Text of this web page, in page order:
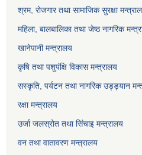
श्रम, रोजगार तथा सामाजिक सुरक्षा
महिला, बालबालिका तथा जेष्ठ नागरिक
खानेपानी मन्त्रालय
कृषि तथा पशुपंक्षि विकास मन्त्रालय
सस्कृति, पर्यटन तथा नागरिक उड्ड्यान
रक्षा मन्त्रालय
उर्जा जलस्रोत तथा सिंचाइ मन्‍त्रालय
वन तथा वातावरण मन्त्रालय